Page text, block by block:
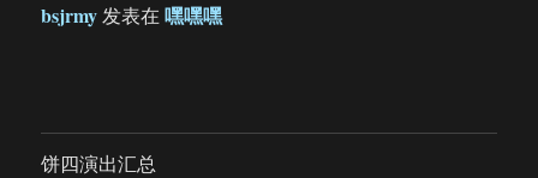
bsjrmy发表在嘿嘿嘿
饼四演出汇总